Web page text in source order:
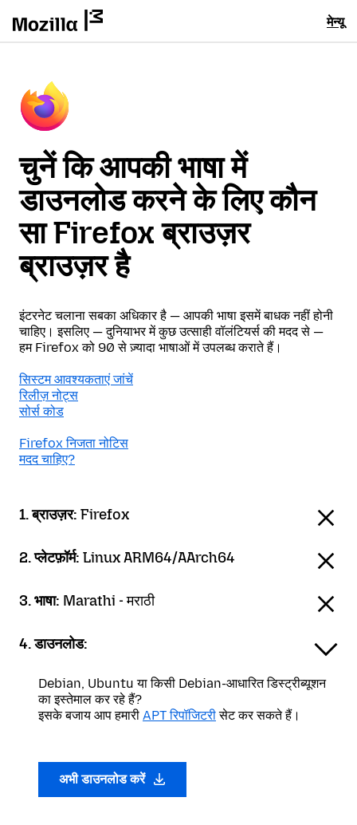
मेन्यू
चुनें कि आपकी भाषा में
डाउनलोड करने के लिए कौन
सा Firefox ब्राउज़र
ब्राउज़र है
इंटरनेट चलाना सबका अधिकार है — आपकी भाषा इसमें बाधक नहीं होनी
चाहिए। इसलिए — दुनियाभर में कुछ उत्साही वॉलंटियर्स की मदद से —
हम Firefox को 90 से ज़्यादा भाषाओं में उपलब्ध कराते हैं।
सिस्टम आवश्यकताएं जांचें
रिलीज़ नोट्स
सोर्स कोड
Firefox निजता नोटिस
मदद चाहिए?
1. ब्राउज़र: Firefox
2. प्लेटफ़ॉर्म: Linux ARM64/AArch64
3. भाषा: Marathi - मराठी
4. डाउनलोड:
Debian, Ubuntu या किसी Debian-आधारित डिस्ट्रीब्यूशन
का इस्तेमाल कर रहे हैं?
इसके बजाय आप हमारी APT रिपॉजिटरीसेट कर सकते हैं।
अभी डाउनलोड करें